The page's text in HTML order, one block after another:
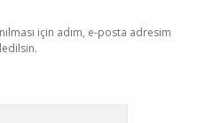
için adım, e-posta adresim